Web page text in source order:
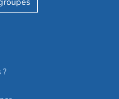
Villa Médicis